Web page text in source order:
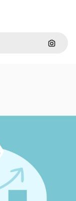
इमेज से